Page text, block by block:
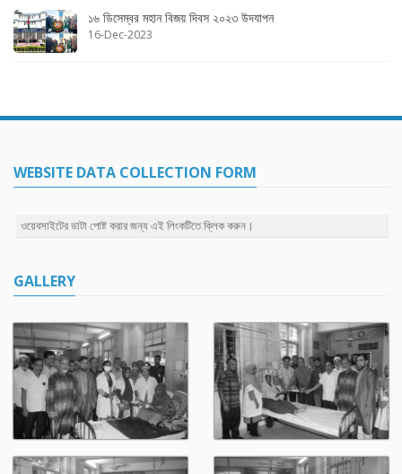
১৬ ডিসেম্বর মহান বিজয় দিবস ২০২৩ উদযাপন
16-Dec-2023
WEBSITE DATA COLLECTION FORM
ওয়েবসাইটের ডাটা পোষ্ট করার জন্য এই লিংকটিতে ক্লিক করুন।
GALLERY